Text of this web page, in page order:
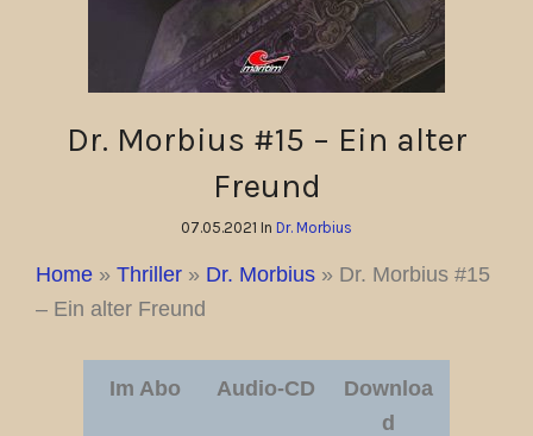
Dr. Morbius #15 – Ein alter
Freund
07.05.2021 In Dr. Morbius
Home » Thriller » Dr. Morbius » Dr. Morbius #15
– Ein alter Freund
Im Abo Audio-CD
Downloa
d